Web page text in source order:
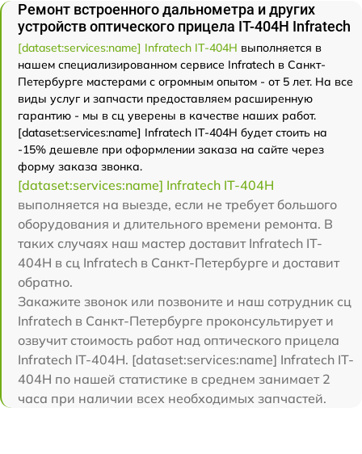
Ремонт встроенного дальнометра и других
устройств оптического прицела IT-404H Infratech
[dataset:services:name] Infratech IT-404H выполняется в
нашем специализированном сервисе Infratech в Санкт-
Петербурге мастерами с огромным опытом - от 5 лет. На все
виды услуг и запчасти предоставляем расширенную
гарантию - мы в сц уверены в качестве наших работ.
[dataset:services:name] Infratech IT-404H будет стоить на
-15% дешевле при оформлении заказа на сайте через
форму заказа звонка.
[dataset:services:name] Infratech IT-404H
выполняется на выезде, если не требует большого
оборудования и длительного времени ремонта. В
таких случаях наш мастер доставит Infratech IT-
404H в сц Infratech в Санкт-Петербурге и доставит
обратно.
Закажите звонок или позвоните и наш сотрудник сц
Infratech в Санкт-Петербурге проконсультирует и
озвучит стоимость работ над оптического прицела
Infratech IT-404H. [dataset:services:name] Infratech IT-
404H по нашей статистике в среднем занимает 2
часа при наличии всех необходимых запчастей.